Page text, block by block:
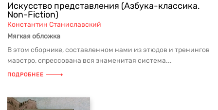
Искусство представления (Азбука-классика.
Non-Fiction)
Константин Станиславский
Мягкая обложка
В этом сборнике, составленном нами из этюдов и тренингов
маэстро, спрессована вся знаменитая система...
ПОДРОБНЕЕ